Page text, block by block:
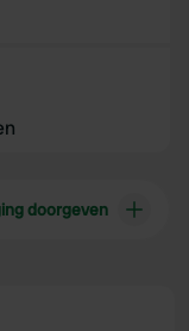
doorgeven